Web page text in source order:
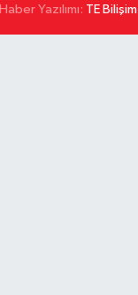
Haber Yazılımı: TE Bilişim